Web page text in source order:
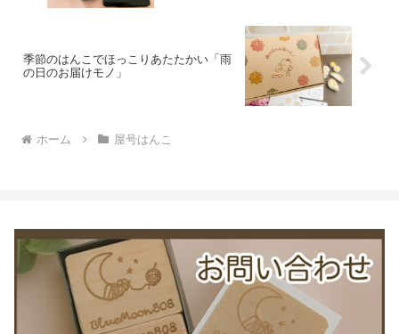
季節のはんこでほっこりあたたかい「雨
の日のお届けモノ」
ホーム 屋号はんこ